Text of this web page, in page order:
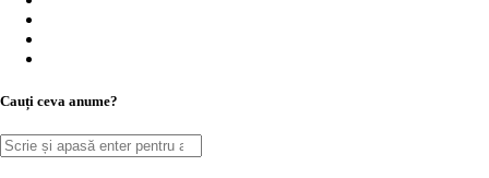
Cauți ceva anume?